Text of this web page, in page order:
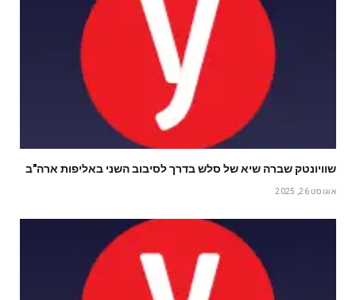
שוויונטק שברה שיא של סלש בדרך לסיבוב השני באליפות ארה"ב
אוגוסט 26, 2025